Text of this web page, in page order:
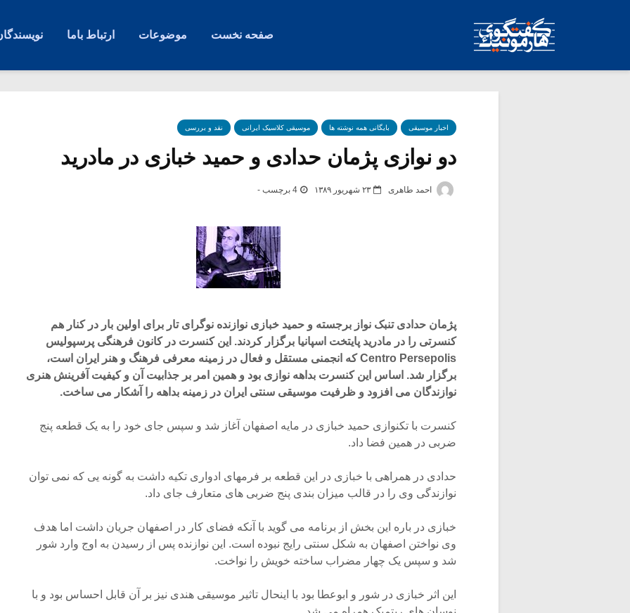
صفحه نخست موضوعات ارتباط باما
اخبار موسیقی بایگانی همه نوشته ها موسیقی کلاسیک ایرانی نقد و بررسی
دو نوازی پژمان حدادی و حمید خبازی در مادرید
احمد طاهری ۲۳ شهریور ۱۳۸۹ 4 برچسب -
پژمان حدادی تنبک نواز برجسته و حمید خبازی نوازنده نوگرای تار برای اولین بار در کنار هم
کنسرتی را در مادرید پایتخت اسپانیا برگزار کردند. این کنسرت در کانون فرهنگی پرسپولیس
Centro Persepolis که انجمنی مستقل و فعال در زمینه معرفی فرهنگ و هنر ایران است،
برگزار شد. اساس این کنسرت بداهه نوازی بود و همین امر بر جذابیت آن و کیفیت آفرینش هنری
نوازندگان می افزود و ظرفیت موسیقی سنتی ایران در زمینه بداهه را آشکار می ساخت.
کنسرت با تکنوازی حمید خبازی در مایه اصفهان آغاز شد و سپس جای خود را به یک قطعه پنج
ضربی در همین فضا داد.
حدادی در همراهی با خبازی در این قطعه بر فرمهای ادواری تکیه داشت به گونه یی که نمی توان
نوازندگی وی را در قالب میزان بندی پنج ضربی های متعارف جای داد.
خبازی در باره این بخش از برنامه می گوید با آنکه فضای کار در اصفهان جریان داشت اما هدف
وی نواختن اصفهان به شکل سنتی رایج نبوده است. این نوازنده پس از رسیدن به اوج وارد شور
شد و سپس یک چهار مضراب ساخته خویش را نواخت.
این اثر خبازی در شور و ابوعطا بود با اینحال تاثیر موسیقی هندی نیز بر آن قابل احساس بود و با